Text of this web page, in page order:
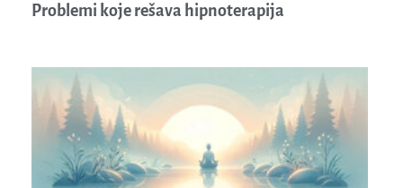
Problemi koje rešava hipnoterapija